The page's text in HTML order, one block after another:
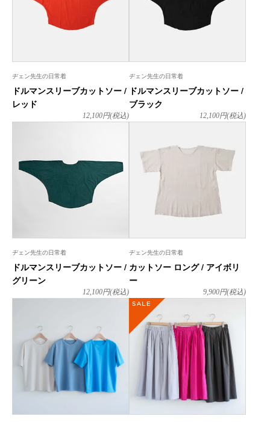
ヂェン先生の日常着
ドルマンスリーブカットソー /
レッド
12,100円(税込)
ヂェン先生の日常着
ドルマンスリーブカットソー /
ブラック
12,100円(税込)
ヂェン先生の日常着
ドルマンスリーブカットソー /
グリーン
12,100円(税込)
ヂェン先生の日常着
カットソー ロング / アイボリ
ー
9,900円(税込)